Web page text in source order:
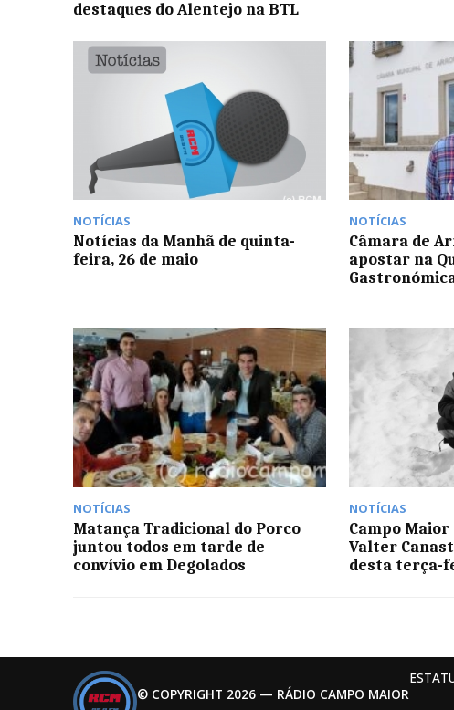
destaques do Alentejo na BTL
NOTÍCIAS
Notícias da Manhã de quinta-
feira, 26 de maio
NOTÍCIAS
Câmara de
apostar na
NOTÍCIAS
Matança Tradicional do Porco
juntou todos em tarde de
convívio em Degolados
NOTÍCIAS
Campo Maior
Valter
desta terça-
© COPYRIGHT 2026 — RÁDIO CAMPO MAIOR